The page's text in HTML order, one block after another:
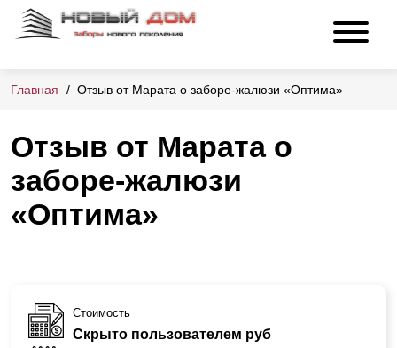
Главная Отзыв от Марата о заборе-жалюзи «Оптима»
Отзыв от Марата о
заборе-жалюзи
«Оптима»
Стоимость
Скрыто пользователем руб